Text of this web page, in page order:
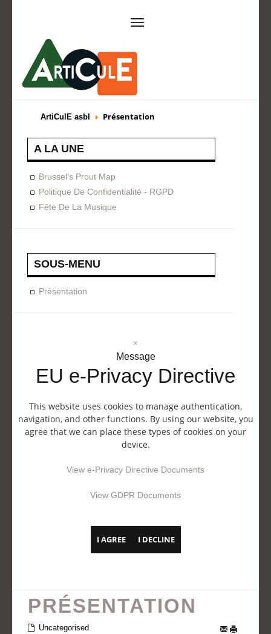
ARTICULE ASBL
Présentation
EVÈNEMENTS
Concerts
Expositions
Design For Everyone
Publications
FORMATION
Programmées
A La Demande
ArtiCulE asbl Présentation
A LA UNE
Brussel's Prout Map
Politique De Confidentialité - RGPD
Fête De La Musique
SOUS-MENU
Présentation
×
Message
EU e-Privacy Directive
This website uses cookies to manage authentication,
navigation, and other functions. By using our website, you
agree that we can place these types of cookies on your
device.
View e-Privacy Directive Documents
View GDPR Documents
I AGREE I DECLINE
PRÉSENTATION
Uncategorised